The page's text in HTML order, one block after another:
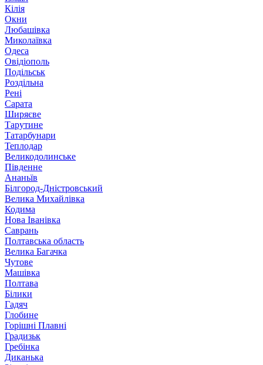
Кілія
Окни
Любашівка
Миколаївка
Одеса
Овідіополь
Подільськ
Роздільна
Рені
Сарата
Ширяєве
Тарутине
Татарбунари
Теплодар
Великодолинське
Південне
Ананьїв
Білгород-Дністровський
Велика Михайлівка
Кодима
Нова Іванівка
Саврань
Полтавська область
Велика Багачка
Чутове
Машівка
Полтава
Білики
Гадяч
Глобине
Горішні Плавні
Градизьк
Гребінка
Диканька